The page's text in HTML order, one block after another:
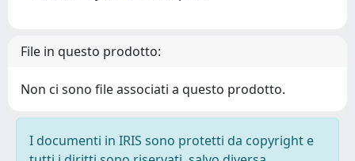
File in questo prodotto:
Non ci sono file associati a questo prodotto.
I documenti in IRIS sono protetti da copyright e